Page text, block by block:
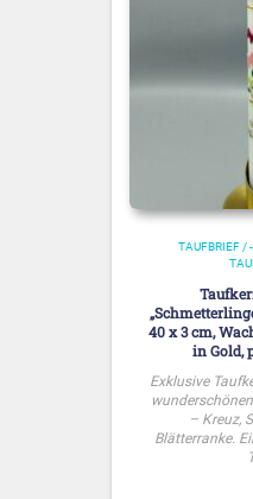
TAUFBRIEF /
40 x 3 cm,
in Gold,
Exklusive
– Kreuz,
Blätterranke.